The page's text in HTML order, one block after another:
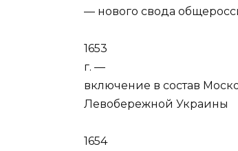
— нового свода
1653
г. —
включение в состав
Левобережной Украины
1654